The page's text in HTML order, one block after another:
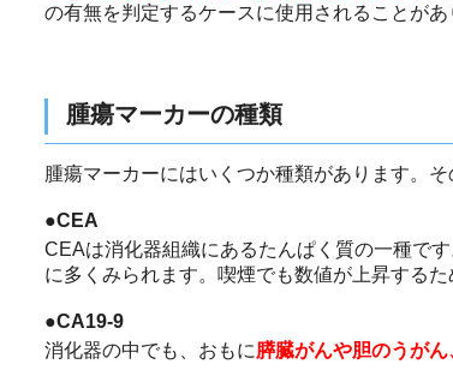
の有無を判定するケースに使用されることがあ
腫瘍マーカーの種類
腫瘍マーカーにはいくつか種類があります。
●CEA
CEAは消化器組織にあるたんぱく質の一種で
に多くみられます。喫煙でも数値が上昇する
●CA19-9
消化器の中でも、おもに膵臓がんや胆のうが